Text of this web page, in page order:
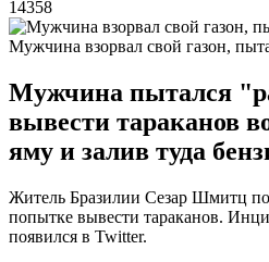
14358
Мужчина взорвал свой газон,
Мужчина пытался
вывести тараканов
яму и залив туда
Житель Бразилии Сезар Шмитц
попытке вывести тараканов.
появился в Twitter.